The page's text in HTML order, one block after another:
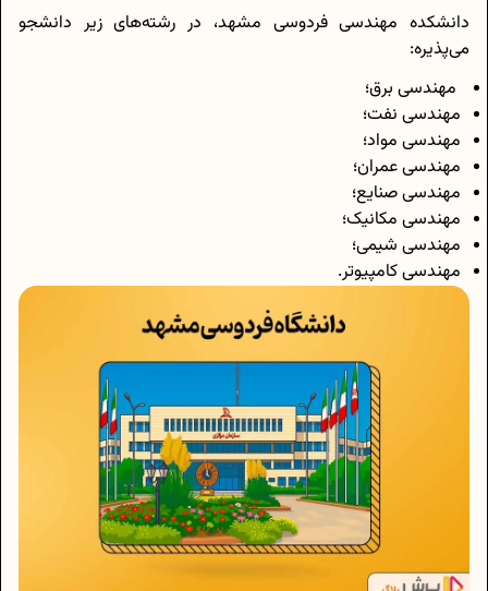
دانشکده مهندسی فردوسی مشهد، در رشته‌های زیر دانشجو
می‌پذیره:
مهندسی برق؛
مهندسی نفت؛
مهندسی مواد؛
مهندسی عمران؛
مهندسی صنایع؛
مهندسی مکانیک؛
مهندسی شیمی؛
مهندسی کامپیوتر.